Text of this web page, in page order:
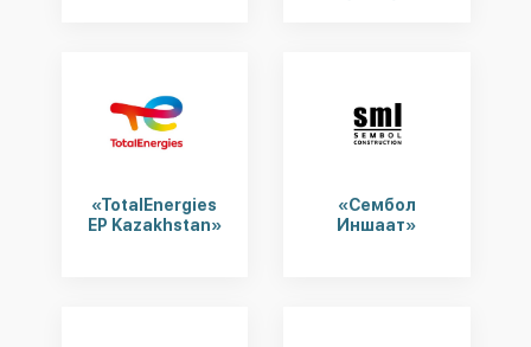
«TotalEnergies
EP Kazakhstan»
«Сембол
Иншаат»